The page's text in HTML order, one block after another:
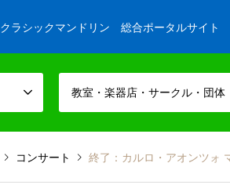
クラシックマンドリン 総合ポータルサイト
教室・楽器店・サークル・団体
コンサート 終了：カルロ・アオンツォ